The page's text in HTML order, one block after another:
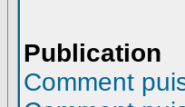
Publication
Comment